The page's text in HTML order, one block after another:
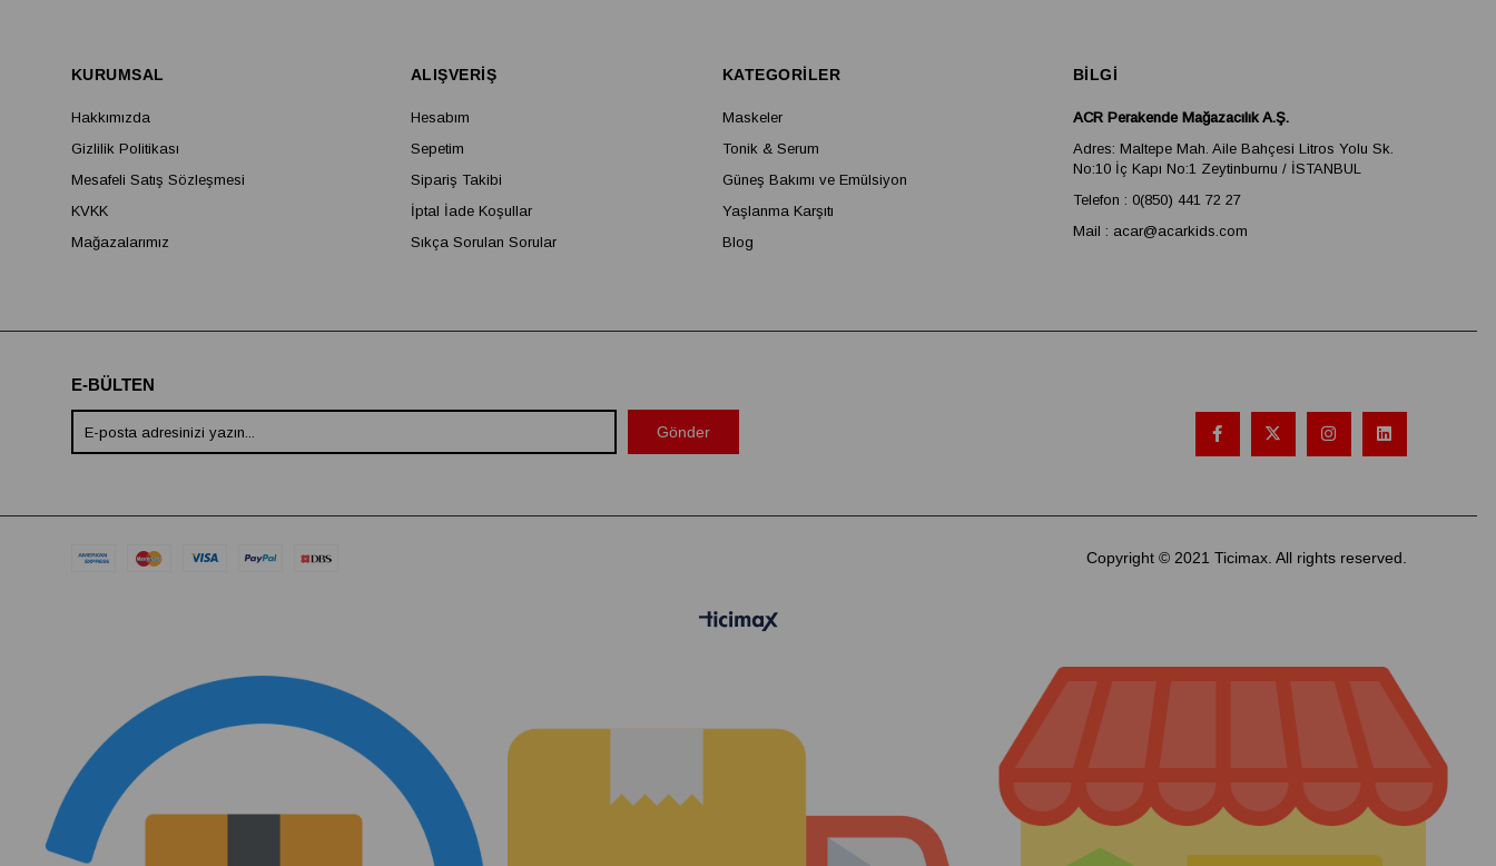
KURUMSAL
Hakkımızda
Gizlilik Politikası
Mesafeli Satış Sözleşmesi
KVKK
Mağazalarımız
ALIŞVERİŞ
Hesabım
Sepetim
Sipariş Takibi
İptal İade Koşullar
Sıkça Sorulan Sorular
KATEGORİLER
Maskeler
Tonik & Serum
Güneş Bakımı ve Emülsiyon
Yaşlanma Karşıtı
Blog
BİLGİ
ACR Perakende Mağazacılık A.Ş.
Adres: Maltepe Mah. Aile Bahçesi Litros Yolu Sk.
No:10 İç Kapı No:1 Zeytinburnu / İSTANBUL
Telefon : 0(850) 441 72 27
Mail : acar@acarkids.com
E-BÜLTEN
Gönder
Copyright © 2021 Ticimax. All rights reserved.